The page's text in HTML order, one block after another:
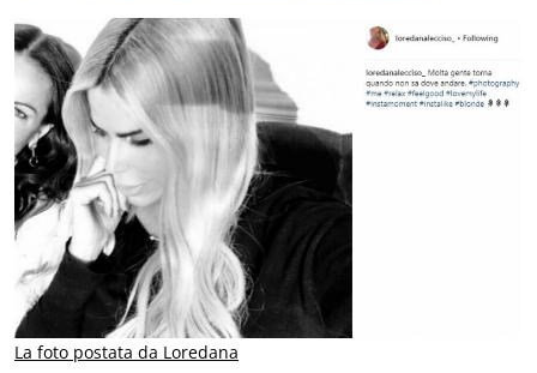
La foto postata da Loredana